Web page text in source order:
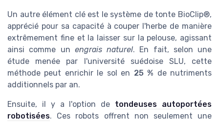
Un autre élément clé est le système de tonte BioClip®,
apprécié pour sa capacité à couper l'herbe de manière
extrêmement fine et la laisser sur la pelouse, agissant
ainsi comme un engrais naturel. En fait, selon une
étude menée par l'université suédoise SLU, cette
méthode peut enrichir le sol en 25 % de nutriments
additionnels par an.
Ensuite, il y a l'option de tondeuses autoportées
robotisées. Ces robots offrent non seulement une